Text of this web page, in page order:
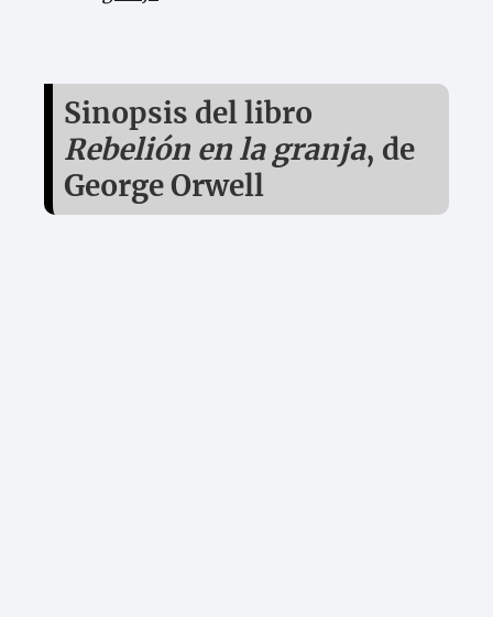
Sinopsis del libro
Rebelión en la granja, de
George Orwell